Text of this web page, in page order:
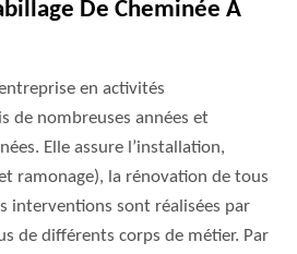
De Cheminée À
en activités
de nombreuses années et
Elle assure l’installation,
ramonage), la rénovation de tous
interventions sont réalisées par
de différents corps de métier. Par